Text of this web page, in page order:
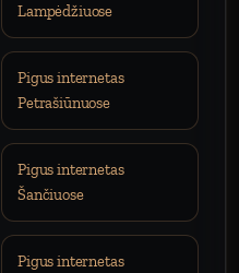
Lampėdžiuose
Pigus internetas
Petrašiūnuose
Pigus internetas
Šančiuose
Pigus internetas